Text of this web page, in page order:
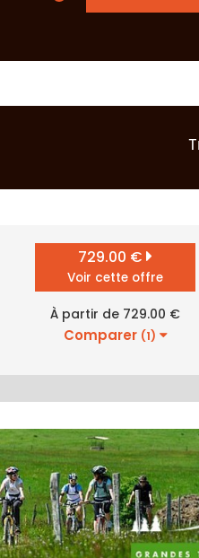
729.00 €
Voir cette offre
À partir de 729.00 €
Comparer (1)